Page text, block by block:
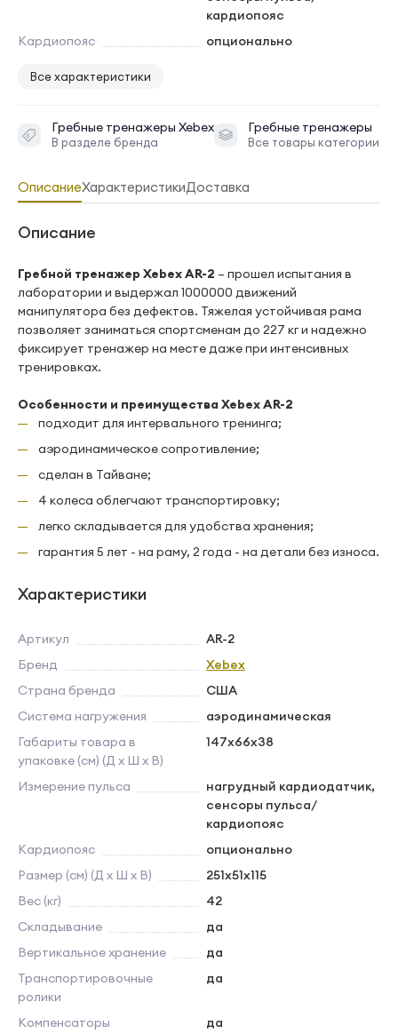
кардиопояс
Кардиопояс
опционально
Все характеристики
Гребные тренажеры Xebex
В разделе бренда
Гребные тренажеры
Все товары категории
ОписаниеХарактеристикиДоставка
Описание
Гребной тренажер Xebex AR-2 – прошел испытания в
лаборатории и выдержал 1000000 движений
манипулятора без дефектов. Тяжелая устойчивая рама
позволяет заниматься спортсменам до 227 кг и надежно
фиксирует тренажер на месте даже при интенсивных
тренировках.
Особенности и преимущества Xebex AR-2
подходит для интервального тренинга;
аэродинамическое сопротивление;
сделан в Тайване;
4 колеса облегчают транспортировку;
легко складывается для удобства хранения;
гарантия 5 лет - на раму, 2 года - на детали без износа.
Характеристики
Артикул
AR-2
Бренд
Xebex
Страна бренда
США
Система нагружения
аэродинамическая
Габариты товара в
упаковке (см) (Д х Ш х В)
147х66х38
Измерение пульса
нагрудный кардиодатчик,
сенсоры пульса/
кардиопояс
Кардиопояс
опционально
Размер (см) (Д х Ш х В)
251x51x115
Вес (кг)
42
Складывание
да
Вертикальное хранение
да
Транспортировочные
ролики
да
Компенсаторы
да